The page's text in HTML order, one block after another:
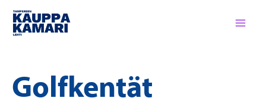
Siirry
sisältöön
Golfkentät